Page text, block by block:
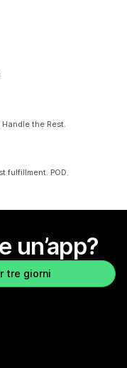
the Rest.
fulfillment. POD.
un’app?
tre giorni